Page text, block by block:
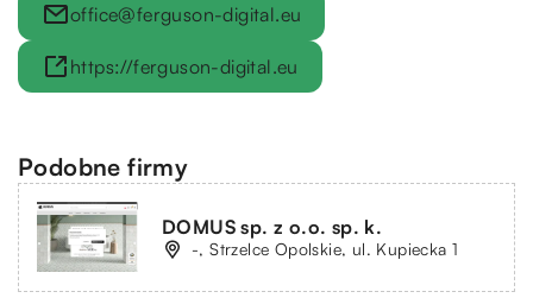
office@ferguson-digital.eu
https://ferguson-digital.eu
Podobne firmy
DOMUS sp. z o.o. sp. k.
-, Strzelce Opolskie, ul. Kupiecka 1